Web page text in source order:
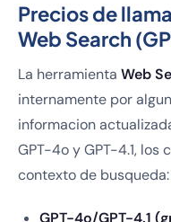
Precios de
Web Search
La herramienta Web
internamente por
informacion
GPT-4o y GPT-4.1,
contexto de busqueda:
GPT-4o/GPT-4.1